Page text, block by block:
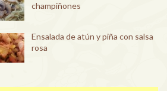
champiñones
Ensalada de atún y piña con salsa
rosa